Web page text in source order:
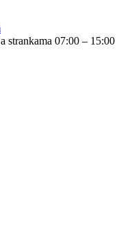
strankama 07:00 – 15:00